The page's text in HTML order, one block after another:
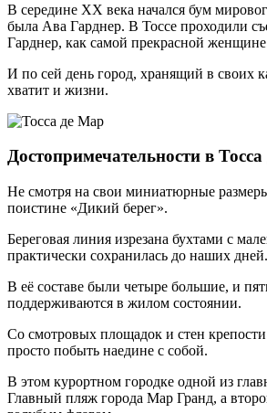
В середине ХХ века начался бум
была Ава Гарднер. В Тоссе проходили
Гарднер, как самой прекрасной
И по сей день город, хранящий в своих
хватит и жизни.
Достопримечательности в
Не смотря на свои миниатюрные
поистине «Дикий берег».
Береговая линия изрезана бухтами с
практически сохранилась до наших дней.
В её составе были четыре большие, и
поддерживаются в жилом состоянии.
Со смотровых площадок и стен
просто побыть наедине с собой.
В этом курортном городке одной из
Главный пляж города Мар Гранд, а